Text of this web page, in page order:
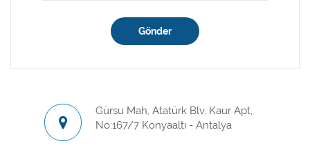
Gönder
Gürsu Mah, Atatürk Blv, Kaur Apt,
No:167/7 Konyaaltı - Antalya